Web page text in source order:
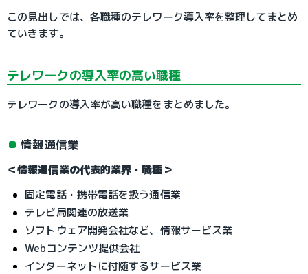
この見出しでは、各職種のテレワーク導入率を整理してまとめ
ていきます。
テレワークの導入率の高い職種
テレワークの導入率が高い職種をまとめました。
情報通信業
＜情報通信業の代表的業界・職種＞
固定電話・携帯電話を扱う通信業
テレビ局関連の放送業
ソフトウェア開発会社など、情報サービス業
Webコンテンツ提供会社
インターネットに付随するサービス業